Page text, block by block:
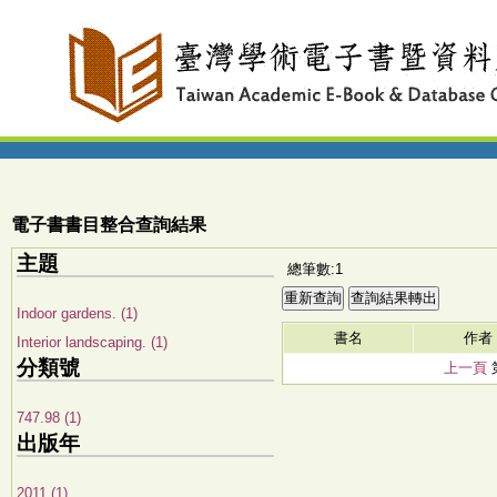
電子書書目整合查詢結果
主題
Indoor gardens. (1)
Interior landscaping. (1)
分類號
747.98 (1)
出版年
2011 (1)
總筆數:1
書名
作者
上一頁